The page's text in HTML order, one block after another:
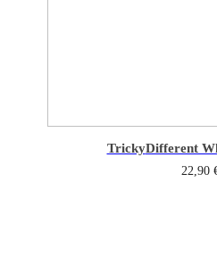
TrickyDifferent
22,90